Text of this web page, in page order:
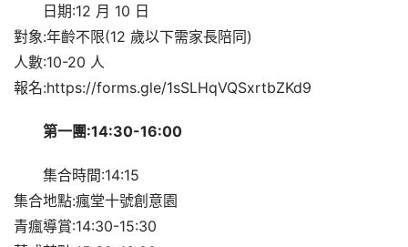
日期:12 月 10 日
對象:年齡不限(12 歲以下需家長陪同)
人數:10-20 人
報名:https://forms.gle/1sSLHqVQSxrtbZKd9
第一團:14:30-16:00
集合時間:14:15
集合地點:瘋堂十號創意園
青瘋導賞:14:30-15:30